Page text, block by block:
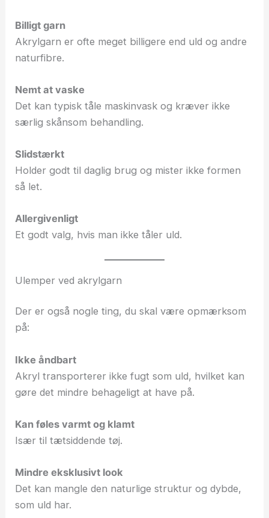
Billigt garn
Akrylgarn er ofte meget billigere end uld og andre
naturfibre.
Nemt at vaske
Det kan typisk tåle maskinvask og kræver ikke
særlig skånsom behandling.
Slidstærkt
Holder godt til daglig brug og mister ikke formen
så let.
Allergivenligt
Et godt valg, hvis man ikke tåler uld.
Ulemper ved akrylgarn
Der er også nogle ting, du skal være opmærksom
på:
Ikke åndbart
Akryl transporterer ikke fugt som uld, hvilket kan
gøre det mindre behageligt at have på.
Kan føles varmt og klamt
Især til tætsiddende tøj.
Mindre eksklusivt look
Det kan mangle den naturlige struktur og dybde,
som uld har.